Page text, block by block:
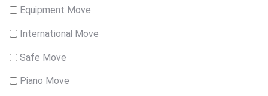
Equipment Move
International Move
Safe Move
Piano Move